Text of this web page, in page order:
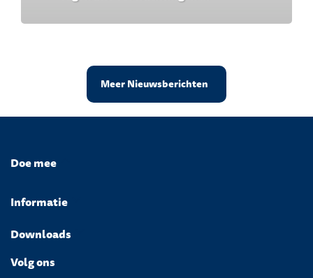
Meer Nieuwsberichten
Doe mee
Informatie
Downloads
Volg ons